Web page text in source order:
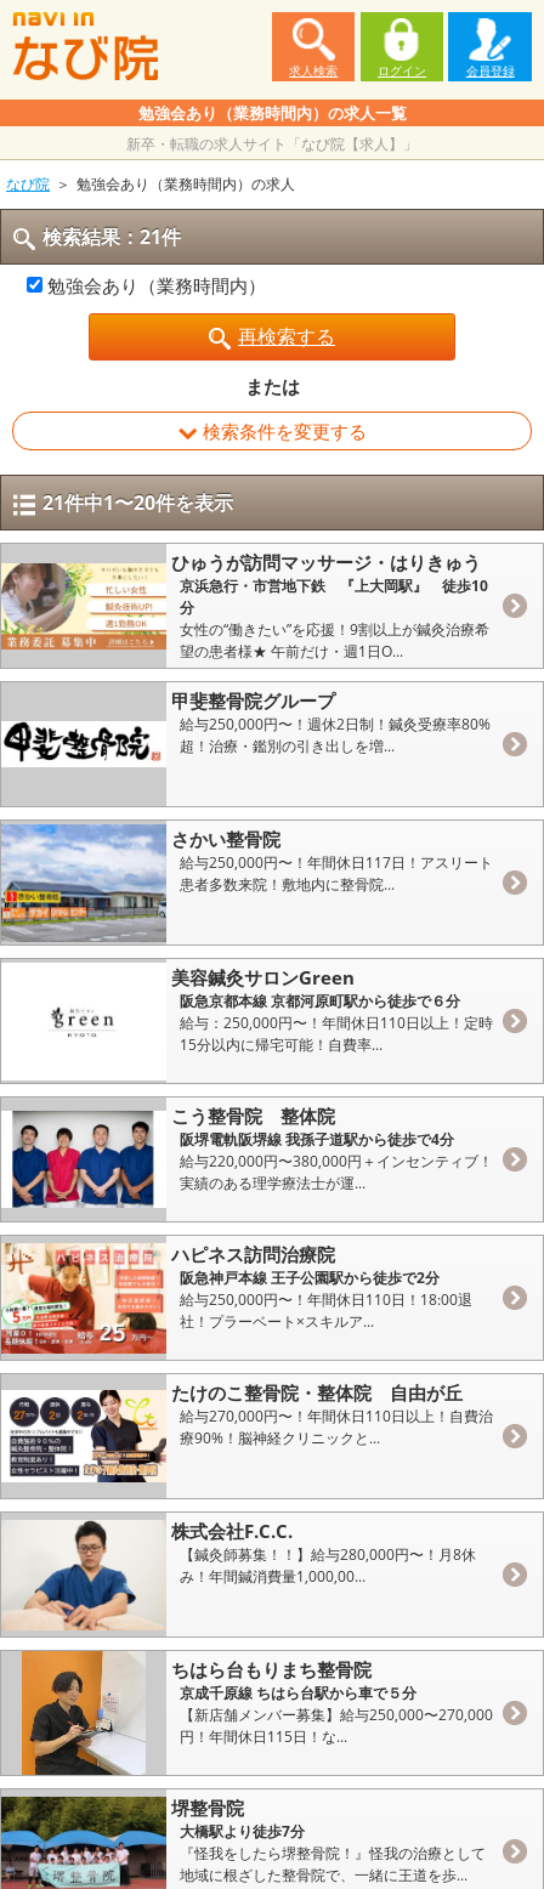
求人検索 ログイン 会員登録
勉強会あり（業務時間内）の求人一覧
新卒・転職の求人サイト「なび院【求人】」
なび院
勉強会あり（業務時間内）の求人
検索結果：21件
勉強会あり（業務時間内）
再検索する
または
検索条件を変更する
21件中1〜20件を表示
ひゅうが訪問マッサージ・はりきゅう
京浜急行・市営地下鉄 『上大岡駅』 徒歩10
分
女性の“働きたい”を応援！9割以上が鍼灸治療希
望の患者様★ 午前だけ・週1日O...
甲斐整骨院グループ
給与250,000円〜！週休2日制！鍼灸受療率80%
超！治療・鑑別の引き出しを増...
さかい整骨院
給与250,000円〜！年間休日117日！アスリート
患者多数来院！敷地内に整骨院...
美容鍼灸サロンGreen
阪急京都本線 京都河原町駅から徒歩で６分
給与：250,000円〜！年間休日110日以上！定時
15分以内に帰宅可能！自費率...
こう整骨院 整体院
阪堺電軌阪堺線 我孫子道駅から徒歩で4分
給与220,000円〜380,000円＋インセンティブ！
実績のある理学療法士が運...
ハピネス訪問治療院
阪急神戸本線 王子公園駅から徒歩で2分
給与250,000円〜！年間休日110日！18:00退
社！プラーベート×スキルア...
たけのこ整骨院・整体院 自由が丘
給与270,000円〜！年間休日110日以上！自費治
療90%！脳神経クリニックと...
株式会社F.C.C.
【鍼灸師募集！！】給与280,000円〜！月8休
み！年間鍼消費量1,000,00...
ちはら台もりまち整骨院
京成千原線 ちはら台駅から車で５分
【新店舗メンバー募集】給与250,000〜270,000
円！年間休日115日！な...
堺整骨院
大橋駅より徒歩7分
『怪我をしたら堺整骨院！』怪我の治療として
地域に根ざした整骨院で、一緒に王道を歩...